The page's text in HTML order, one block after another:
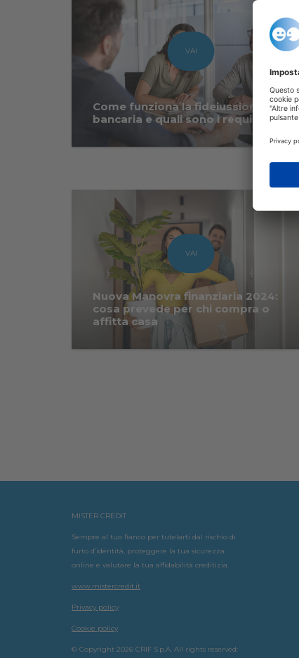
Come funziona la fideiussione
bancaria e quali sono i requisiti
VAI
Nuova Manovra finanziaria 2024:
cosa prevede per chi compra o
affitta casa
VAI
MISTER CREDIT
Sempre al tuo fianco per tutelarti dal rischio di
furto d’identità, proteggere la tua sicurezza
online e valutare la tua affidabilità creditizia.
www.mistercredit.it
Privacy policy
Cookie policy
© Copyright 2026 CRIF S.p.A. All rights reserved: